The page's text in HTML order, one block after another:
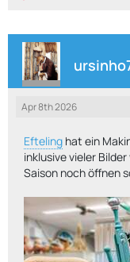
Apr 8th 2026
Efteling hat ein
inklusive vieler
Saison noch öffnen